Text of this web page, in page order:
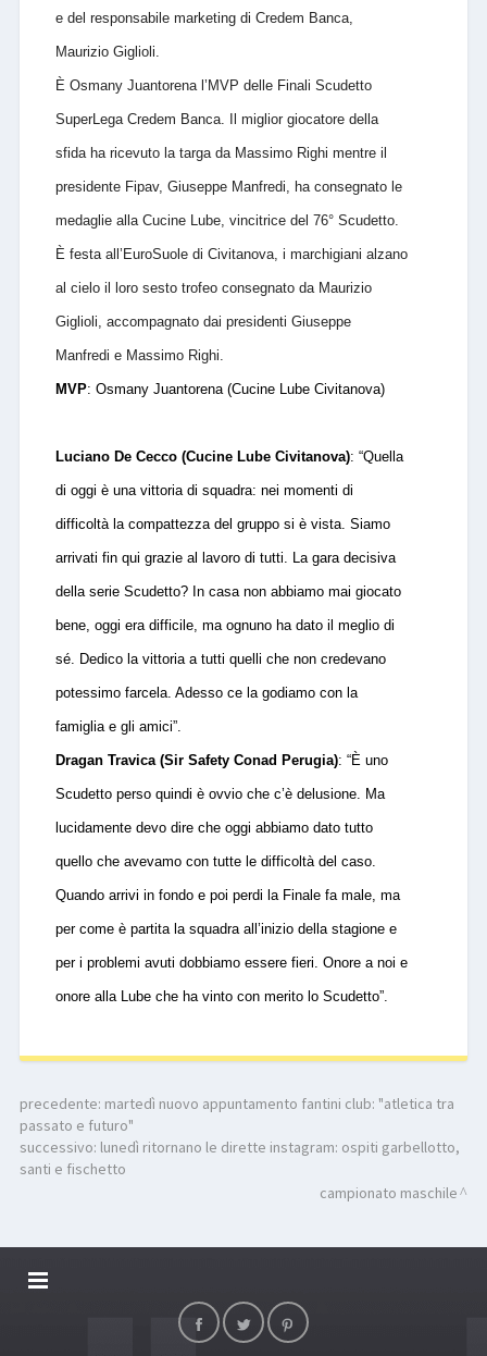
e del responsabile marketing di Credem Banca,
Maurizio Giglioli.
È Osmany Juantorena l’MVP delle Finali Scudetto
SuperLega Credem Banca. Il miglior giocatore della
sfida ha ricevuto la targa da Massimo Righi mentre il
presidente Fipav, Giuseppe Manfredi, ha consegnato le
medaglie alla Cucine Lube, vincitrice del 76° Scudetto.
È festa all’EuroSuole di Civitanova, i marchigiani alzano
al cielo il loro sesto trofeo consegnato da Maurizio
Giglioli, accompagnato dai presidenti Giuseppe
Manfredi e Massimo Righi.
MVP: Osmany Juantorena (Cucine Lube Civitanova)
Luciano De Cecco (Cucine Lube Civitanova): “Quella
di oggi è una vittoria di squadra: nei momenti di
difficoltà la compattezza del gruppo si è vista. Siamo
arrivati fin qui grazie al lavoro di tutti. La gara decisiva
della serie Scudetto? In casa non abbiamo mai giocato
bene, oggi era difficile, ma ognuno ha dato il meglio di
sé. Dedico la vittoria a tutti quelli che non credevano
potessimo farcela. Adesso ce la godiamo con la
famiglia e gli amici”.
Dragan Travica (Sir Safety Conad Perugia): “È uno
Scudetto perso quindi è ovvio che c’è delusione. Ma
lucidamente devo dire che oggi abbiamo dato tutto
quello che avevamo con tutte le difficoltà del caso.
Quando arrivi in fondo e poi perdi la Finale fa male, ma
per come è partita la squadra all’inizio della stagione e
per i problemi avuti dobbiamo essere fieri. Onore a noi e
onore alla Lube che ha vinto con merito lo Scudetto”.
precedente: martedì nuovo appuntamento fantini club: "atletica tra
passato e futuro"
successivo: lunedì ritornano le dirette instagram: ospiti garbellotto,
santi e fischetto
campionato maschile
DALLARIVOLLEY SOSTIENE